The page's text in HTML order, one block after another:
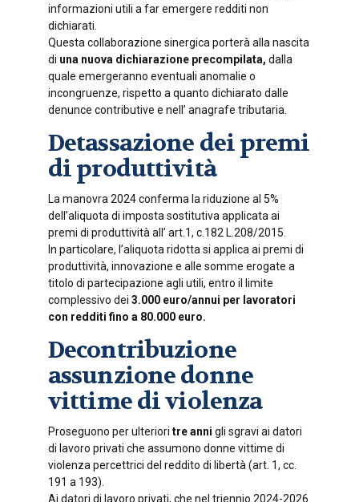
informazioni utili a far emergere redditi non
dichiarati.
Questa collaborazione sinergica porterà alla nascita
di una nuova dichiarazione precompilata, dalla
quale emergeranno eventuali anomalie o
incongruenze, rispetto a quanto dichiarato dalle
denunce contributive e nell’ anagrafe tributaria.
Detassazione dei premi
di produttività
La manovra 2024 conferma la riduzione al 5%
dell’aliquota di imposta sostitutiva applicata ai
premi di produttività all’ art.1, c.182 L.208/2015.
In particolare, l’aliquota ridotta si applica ai premi di
produttività, innovazione e alle somme erogate a
titolo di partecipazione agli utili, entro il limite
complessivo dei 3.000 euro/annui per lavoratori
con redditi fino a 80.000 euro.
Decontribuzione
assunzione donne
vittime di violenza
Proseguono per ulteriori tre anni gli sgravi ai datori
di lavoro privati che assumono donne vittime di
violenza percettrici del reddito di libertà (art. 1, cc.
191 a 193).
Ai datori di lavoro privati, che nel triennio 2024-2026